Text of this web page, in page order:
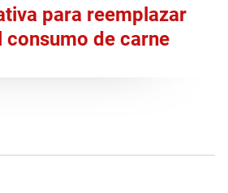
para reemplazar
consumo de carne